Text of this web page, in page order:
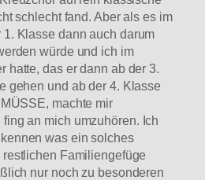
schlecht fand. Aber als es im
Klasse dann auch darum
würde und ich im
hatte, das er dann ab der 3.
gehen und ab der 4. Klasse
machte mir
an mich umzuhören. Ich
was ein solches
restlichen Familiengefüge
nur noch zu besonderen